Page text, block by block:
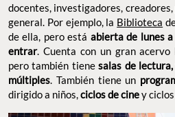
docentes, investigadores,
general. Por ejemplo, la Biblioteca
de ella, pero está abierta de lunes
entrar. Cuenta con un gran acervo
pero también tienesalas de
múltiples . También tiene un
dirigido a niños, ciclos de ciney